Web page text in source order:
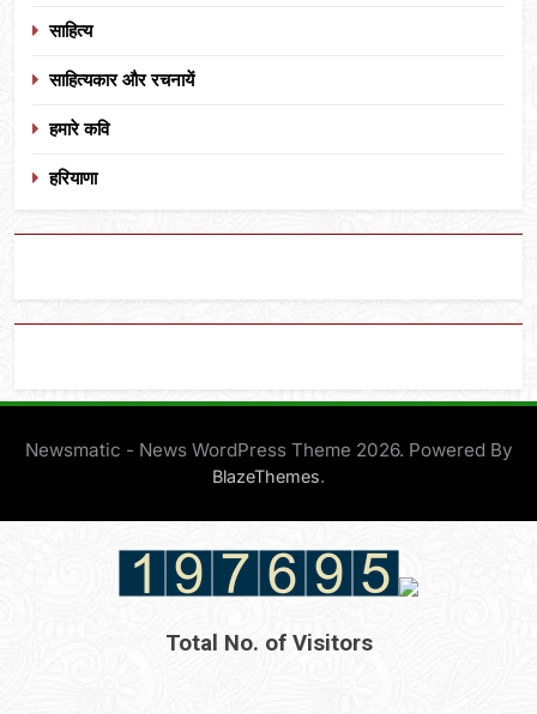
साहित्य
साहित्यकार और रचनायें
हमारे कवि
हरियाणा
Newsmatic - News WordPress Theme 2026. Powered By
BlazeThemes.
Total No. of Visitors